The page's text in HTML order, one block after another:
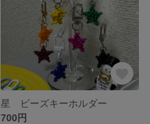
星 ビーズキーホルダー
700円